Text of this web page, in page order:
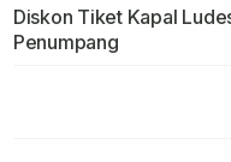
Diskon Tiket Kapal
Penumpang